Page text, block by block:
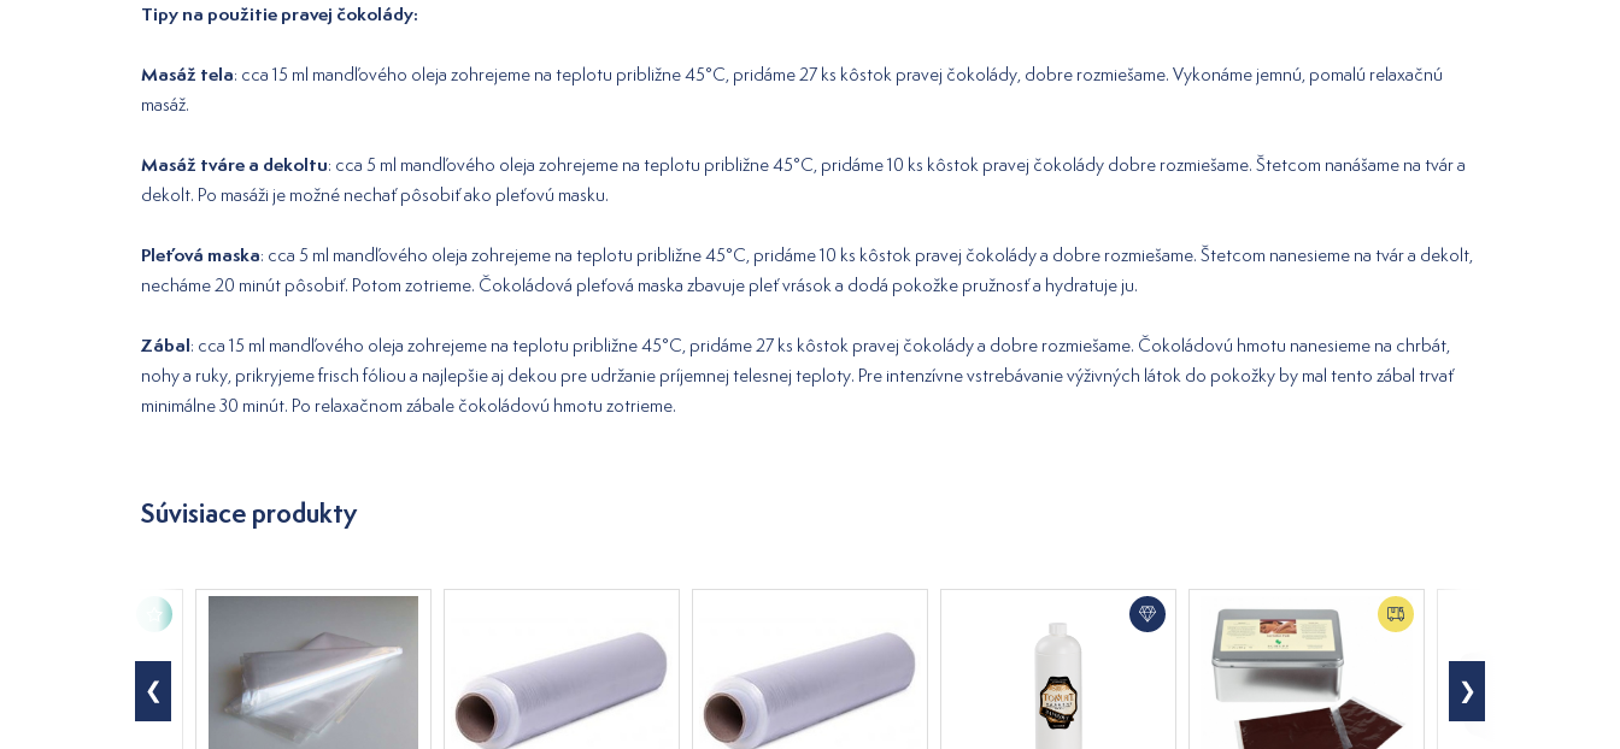
Tipy na použitie pravej čokolády:
Masáž tela: cca 15 ml mandľového oleja zohrejeme na teplotu približne 45°C, pridáme 27 ks kôstok pravej čokolády, dobre rozmiešame. Vykonáme jemnú, pomalú relaxačnú
masáž.
Masáž tváre a dekoltu: cca 5 ml mandľového oleja zohrejeme na teplotu približne 45°C, pridáme 10 ks kôstok pravej čokolády dobre rozmiešame. Štetcom nanášame na tvár a
dekolt. Po masáži je možné nechať pôsobiť ako pleťovú masku.
Pleťová maska: cca 5 ml mandľového oleja zohrejeme na teplotu približne 45°C, pridáme 10 ks kôstok pravej čokolády a dobre rozmiešame. Štetcom nanesieme na tvár a dekolt,
necháme 20 minút pôsobiť. Potom zotrieme. Čokoládová pleťová maska zbavuje pleť vrások a dodá pokožke pružnosť a hydratuje ju.
Zábal: cca 15 ml mandľového oleja zohrejeme na teplotu približne 45°C, pridáme 27 ks kôstok pravej čokolády a dobre rozmiešame. Čokoládovú hmotu nanesieme na chrbát,
nohy a ruky, prikryjeme frisch fóliou a najlepšie aj dekou pre udržanie príjemnej telesnej teploty. Pre intenzívne vstrebávanie výživných látok do pokožky by mal tento zábal trvať
minimálne 30 minút. Po relaxačnom zábale čokoládovú hmotu zotrieme.
Súvisiace produkty